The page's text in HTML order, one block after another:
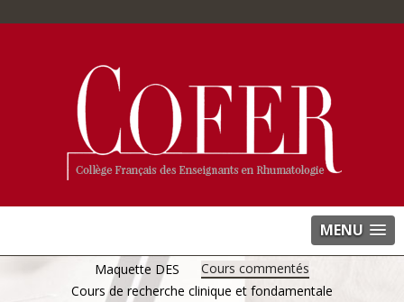
MENU
Maquette DES
Cours commentés
Cours de recherche clinique et fondamentale